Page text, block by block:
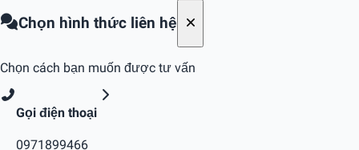
Chọn hình thức liên hệ
Chọn cách bạn muốn được tư vấn
Gọi điện thoại
0971899466